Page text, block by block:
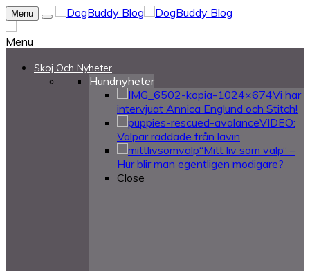
Menu
Menu
Skoj Och Nyheter
Hundnyheter
Vi har
intervjuat Annica Englund och Stitch!
VIDEO:
Valpar räddade från lavin
“Mitt liv som valp” –
Hur blir man egentligen modigare?
Close